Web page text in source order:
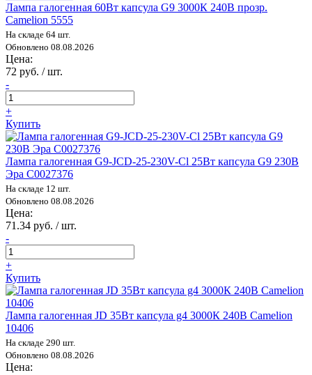
Лампа галогенная 60Вт капсула G9 3000К 240В прозр.
Camelion 5555
На складе 64 шт.
Обновлено 08.08.2026
Цена:
72 руб. / шт.
-
+
Купить
Лампа галогенная G9-JCD-25-230V-Cl 25Вт капсула G9 230В
Эра C0027376
На складе 12 шт.
Обновлено 08.08.2026
Цена:
71.34 руб. / шт.
-
+
Купить
Лампа галогенная JD 35Вт капсула g4 3000К 240В Camelion
10406
На складе 290 шт.
Обновлено 08.08.2026
Цена: